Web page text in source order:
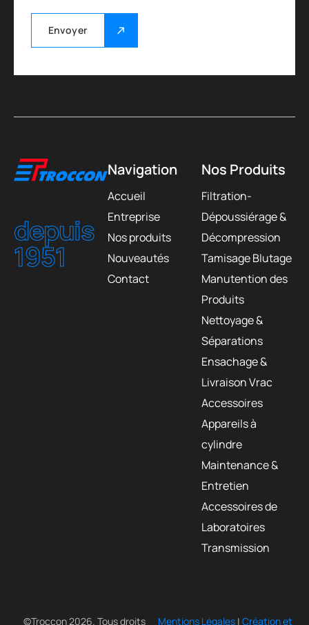
Envoyer
depuis
1951
Navigation
Accueil
Entreprise
Nos produits
Nouveautés
Contact
Nos Produits
Filtration-
Dépoussiérage &
Décompression
Tamisage Blutage
Manutention des
Produits
Nettoyage &
Séparations
Ensachage &
Livraison Vrac
Accessoires
Appareils à
cylindre
Maintenance &
Entretien
Accessoires de
Laboratoires
Transmission
©Troccon 2026. Tous droits Mentions Légales| Création et